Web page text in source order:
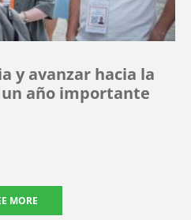
y avanzar hacia la
un año importante
MORE